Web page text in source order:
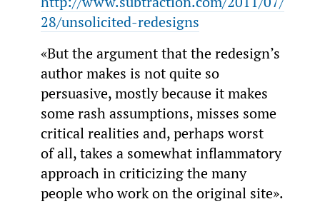
28/unsolicited-redesigns
«But the argument that the redesign’s
author makes is not quite so
persuasive, mostly because it makes
some rash assumptions, misses some
critical realities and, perhaps worst
of all, takes a somewhat inflammatory
approach in criticizing the many
people who work on the original site».